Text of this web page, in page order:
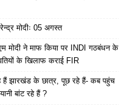
मोदीः 05 अगस्त
मोदी ने माफ किया पर INDI गठबंधन के
के खिलाफ कराई FIR
हैं झारखंड के छात्र, पूछ रहे हैं- कब पहुंच
बांट रहे हैं ?